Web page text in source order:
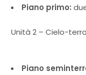
Piano primo:
Unità 2 – Cielo-
Piano